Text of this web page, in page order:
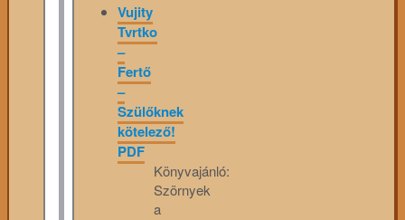
Vujity
Tvrtko
–
Fertő
–
Szülőknek
kötelező!
PDF
Könyvajánló:
Szörnyek
a